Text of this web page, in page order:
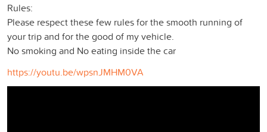
Rules:
Please respect these few rules for the smooth running of
your trip and for the good of my vehicle.
No smoking and No eating inside the car
https://youtu.be/wpsnJMHM0VA